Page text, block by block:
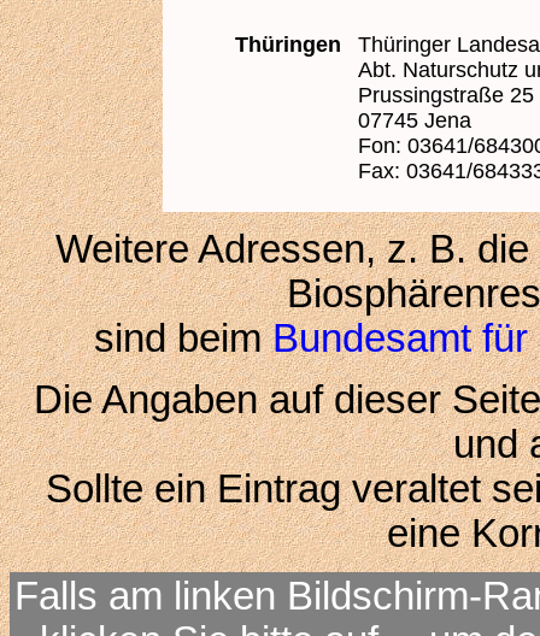
Thüringen
Thüringer
Abt. Naturschutz
Prussingstraße 25
07745 Jena
Fon: 03641/
Fax: 03641/
Weitere Adressen, z. B.
sind beimBundesamt
Die Angaben auf dieser
und
Sollte ein Eintrag veraltet
eine
Falls am linken Bildschirm-